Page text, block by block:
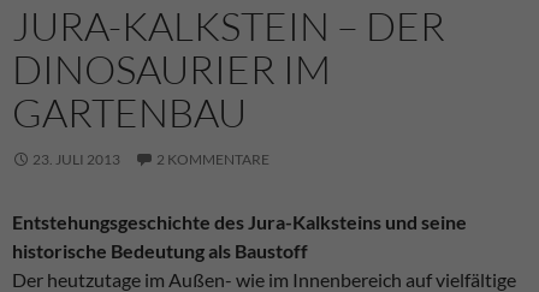
JURA-KALKSTEIN – DER
DINOSAURIER IM
GARTENBAU
23. JULI 2013 2 KOMMENTARE
Entstehungsgeschichte des Jura-Kalksteins und seine
historische Bedeutung als Baustoff
Der heutzutage im Außen- wie im Innenbereich auf vielfältige